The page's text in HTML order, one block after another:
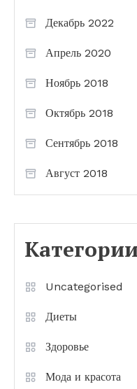
Декабрь 2022
Апрель 2020
Ноябрь 2018
Октябрь 2018
Сентябрь 2018
Август 2018
Категории
Uncategorised
Диеты
Здоровье
Мода и красота